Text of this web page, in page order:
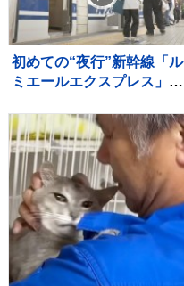
初めての“夜行”新幹線「ル
ミエールエクスプレス」
新大阪駅へ ホテル代高騰
のなかレジャー需要など狙
う